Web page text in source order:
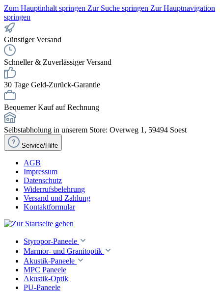
Zum Hauptinhalt springen Zur Suche springen Zur Hauptnavigation
springen
Günstiger Versand
Schneller & Zuverlässiger Versand
30 Tage Geld-Zurück-Garantie
Bequemer Kauf auf Rechnung
Selbstabholung in unserem Store: Overweg 1, 59494 Soest
Service/Hilfe
AGB
Impressum
Datenschutz
Widerrufsbelehrung
Versand und Zahlung
Kontaktformular
Styropor-Paneele
Marmor- und Granitoptik
Akustik-Paneele
MPC Paneele
Akustik-Optik
PU-Paneele